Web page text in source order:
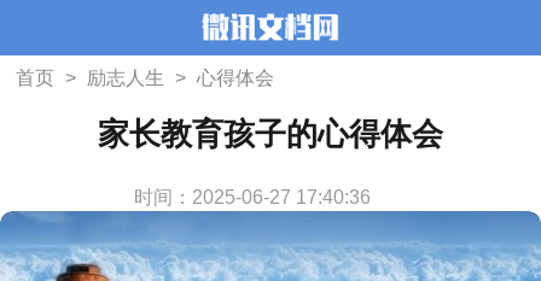
首页 > 励志人生 > 心得体会
家长教育孩子的心得体会
时间：2025-06-27 17:40:36